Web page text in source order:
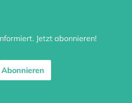
Jetzt abonnieren!
Abonnieren